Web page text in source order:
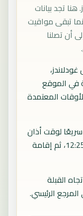
تجد بيانات
تبقى مواقيت
أن تصلنا
في الموقع
المعتمدة
لوقت أذان
الجمعة عند 12:15، وبداية الخطبة عند 12:25، ثم إقامة
القبلة
الرئيسي.